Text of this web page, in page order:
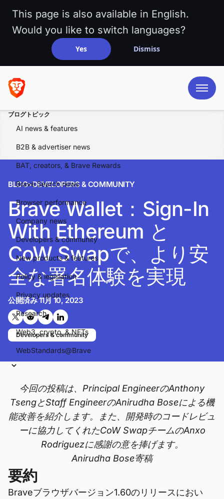
This page is also available in English.
Would you like to switch languages?
Yes Dismiss
ブログトピック
AI news & features
B2B & advertiser news
BAT, creators, & Brave Rewards
Brave Search news
Browser performance
Company news
Developers & community
New products & features
Policy & legislation
Privacy updates
Research
Web3, crypto, & NFTs
WebStandards@Brave
BLOG>DEVELOPERS & COMMUNITY
Brave Wallet：Sign-In
With Ethereum と
CoW Swapで、より安
全な署名体験を実現
公開済み11月 10, 2023
Twitterで共有する
Reddit で共有
Telegramで共有
LinkedInで共有
Developers & community
今回の投稿は、Principal EngineerのAnthony
TsengとStaff EngineerのAnirudha Boseによる機
能改善を紹介します。また、開発時のコードレビュ
ーに協力してくれたCoW SwapチームのAnxo
Rodriguezに感謝の意を捧げます。
Anirudha Bose寄稿
要約
Braveブラウザバージョン1.60のリリースにおい